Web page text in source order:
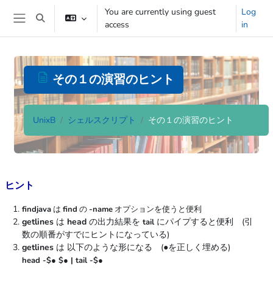
Skip to main content
Side panel
Toggle search input
You are currently using guest
access
Log
in
その１の演習のヒント
UnixB シェルスクリプト その１の演習のヒント
ヒント
findjava は find の-name オプションを使うと便利
getlines は head の出力結果を tail にパイプすると便利 (引
数の順番がすでにヒントになっている)
getlines は 以下のような形になる (●を正しく埋める)
head -$● $● | tail -$●